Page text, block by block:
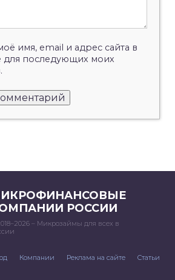
имя, email и адрес сайта в
для последующих моих
РОССИИ
– Микрозаймы для всех в
Компании Реклама на сайте Статьи